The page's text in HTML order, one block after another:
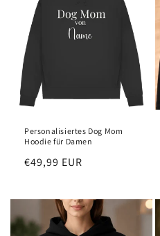
Personalisiertes Dog Mom
Hoodie für Damen
Regular
€49,99 EUR